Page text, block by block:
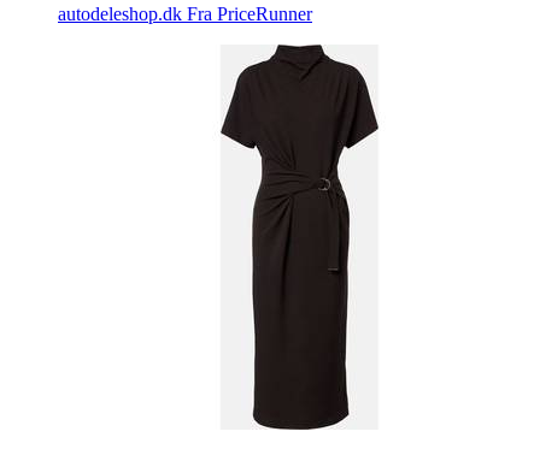
autodeleshop.dk Fra PriceRunner